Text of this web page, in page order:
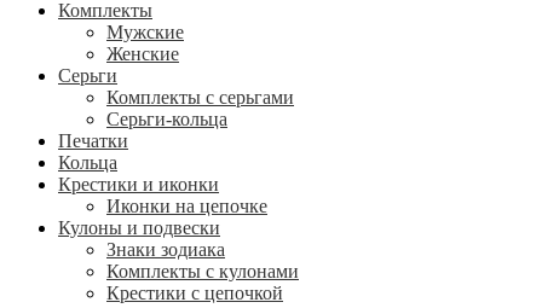
Комплекты
Мужские
Женские
Серьги
Комплекты с серьгами
Серьги-кольца
Печатки
Кольца
Крестики и иконки
Иконки на цепочке
Кулоны и подвески
Знаки зодиака
Комплекты с кулонами
Крестики с цепочкой